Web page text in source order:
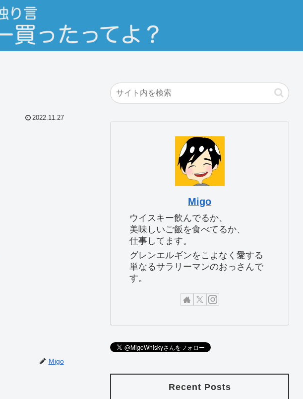
2022.11.27
Migo
Migo
ウイスキー飲んでるか、
美味しいご飯を食べてるか、
仕事してます。
グレンエルギンをこよなく愛する
単なるサラリーマンのおっさんで
す。
Recent Posts